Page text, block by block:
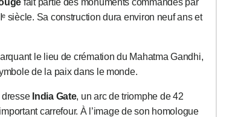
fait partie des monuments commandés par
siècle. Sa construction dura environ neuf ans et
le lieu de crémation du Mahatma Gandhi,
de la paix dans le monde.
India Gate, un arc de triomphe de 42
carrefour. À l’image de son homologue